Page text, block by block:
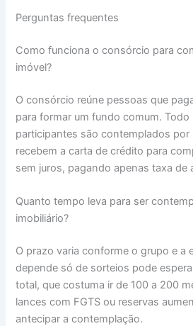
Perguntas frequentes
Como funciona o consórcio para
imóvel?
O consórcio reúne pessoas que
para formar um fundo comum. Todo
participantes são contemplados por
recebem a carta de crédito para
sem juros, pagando apenas taxa de
Quanto tempo leva para ser
imobiliário?
O prazo varia conforme o grupo e a
depende só de sorteios pode
total, que costuma ir de 100 a 200
lances com FGTS ou reservas
antecipar a contemplação.